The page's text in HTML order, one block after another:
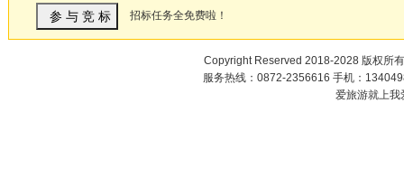
招标任务全免费啦！
Copyright Reserved 2018-2028 版权所
服务热线：0872-2356616 手机：
爱旅游就上我